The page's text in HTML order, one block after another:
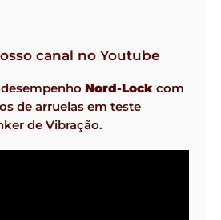
canal no Youtube
Nord-Lock com
de arruelas em teste
de Vibração.